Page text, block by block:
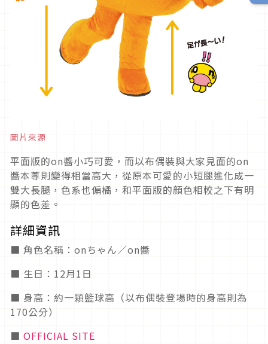
圖片來源
平面版的on醬小巧可愛，而以布偶裝與大家見面的on
醬本尊則變得相當高大，從原本可愛的小短腿進化成一
雙大長腿，色系也偏橘，和平面版的顏色相較之下有明
顯的色差。
詳細資訊
■ 角色名稱：onちゃん／on醬
■ 生日：12月1日
■ 身高：約一顆籃球高（以布偶裝登場時的身高則為
170公分）
■ OFFICIAL SITE